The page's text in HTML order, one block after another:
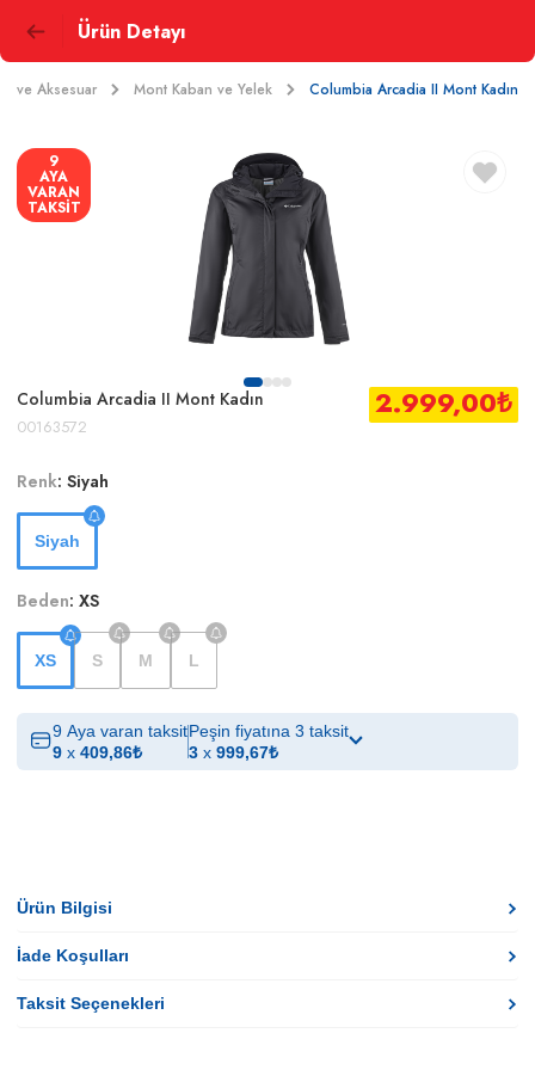
Ürün Detayı
ve Aksesuar Mont Kaban ve Yelek Columbia Arcadia II Mont Kadın
9
AYA
VARAN
TAKSİT
Columbia Arcadia II Mont Kadın
00163572
2.999,00₺
Renk: Siyah
Siyah
Beden: XS
XS S M L
9 Aya varan taksit
9 x 409,86₺
Peşin fiyatına 3 taksit
3 x 999,67₺
Ürün Bilgisi
İade Koşulları
Taksit Seçenekleri